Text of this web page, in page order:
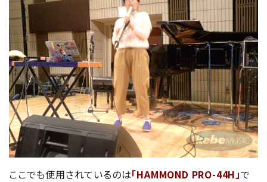
ここでも使用されているのは「HAMMOND PRO-44H」で